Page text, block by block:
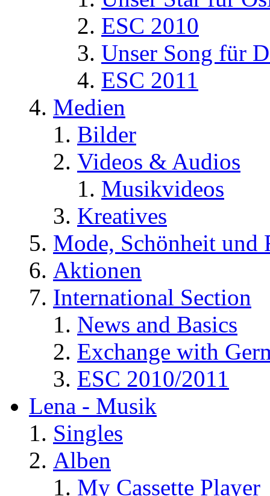
ESC 2010
Unser Song für
ESC 2011
Medien
Bilder
Videos & Audios
Musikvideos
Kreatives
Mode, Schönheit und
Aktionen
International Section
News and Basics
Exchange with
ESC 2010/2011
Lena - Musik
Singles
Alben
My Cassette Player